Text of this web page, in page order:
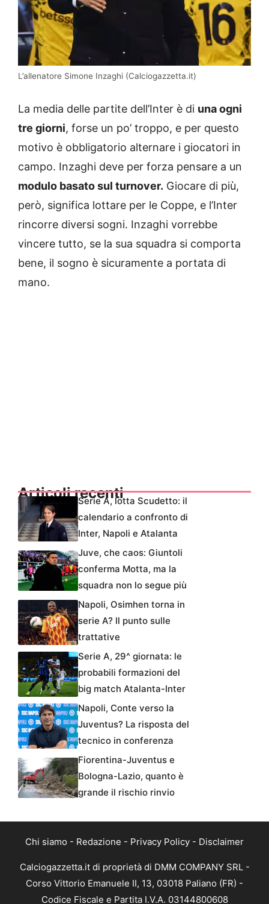
L’allenatore Simone Inzaghi (Calciogazzetta.it)
La media delle partite dell’Inter è di una ogni
tre giorni, forse un po’ troppo, e per questo
motivo è obbligatorio alternare i giocatori in
campo. Inzaghi deve per forza pensare a un
modulo basato sul turnover. Giocare di più,
però, significa lottare per le Coppe, e l’Inter
rincorre diversi sogni. Inzaghi vorrebbe
vincere tutto, se la sua squadra si comporta
bene, il sogno è sicuramente a portata di
mano.
Articoli recentiSerie A, lotta Scudetto: il
calendario a confronto di
Inter, Napoli e Atalanta
Juve, che caos: Giuntoli
conferma Motta, ma la
squadra non lo segue più
Napoli, Osimhen torna in
serie A? Il punto sulle
trattative
Serie A, 29^ giornata: le
probabili formazioni del
big match Atalanta-Inter
Napoli, Conte verso la
Juventus? La risposta del
tecnico in conferenza
Fiorentina-Juventus e
Bologna-Lazio, quanto è
grande il rischio rinvio
Chi siamo - Redazione - Privacy Policy - Disclaimer
Calciogazzetta.it di proprietà di DMM COMPANY SRL -
Corso Vittorio Emanuele II, 13, 03018 Paliano (FR) -
Codice Fiscale e Partita I.V.A. 03144800608